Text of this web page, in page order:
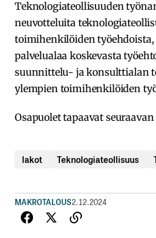
Teknologiateollisuuden
neuvotteluita
toimihenkilöiden
palvelualaa koskevasta
suunnittelu- ja konsulttialan
ylempien toimihenkilöiden
Osapuolet tapaavat
lakot Teknologiateollisuus
MAKROTALOUS2.12.2024